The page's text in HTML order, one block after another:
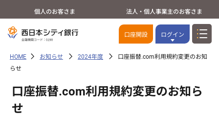
個人のお客さま 法人・個人事業主のお客さま
口座開設 ログイン
HOME お知らせ 2024年度
口座振替.com利用規約変更のお知
らせ
口座振替.com利用規約変更のお知ら
せ